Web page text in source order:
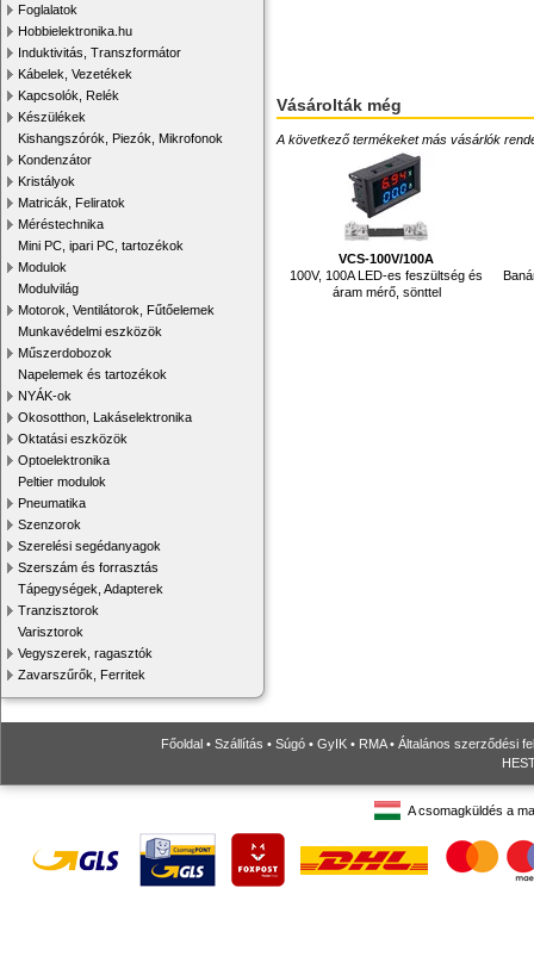
Foglalatok
Hobbielektronika.hu
Induktivitás, Transzformátor
Kábelek, Vezetékek
Kapcsolók, Relék
Készülékek
Kishangszórók, Piezók, Mikrofonok
Kondenzátor
Kristályok
Matricák, Feliratok
Méréstechnika
Mini PC, ipari PC, tartozékok
Modulok
Modulvilág
Motorok, Ventilátorok, Fűtőelemek
Munkavédelmi eszközök
Műszerdobozok
Napelemek és tartozékok
NYÁK-ok
Okosotthon, Lakáselektronika
Oktatási eszközök
Optoelektronika
Peltier modulok
Pneumatika
Szenzorok
Szerelési segédanyagok
Szerszám és forrasztás
Tápegységek, Adapterek
Tranzisztorok
Varisztorok
Vegyszerek, ragasztók
Zavarszűrők, Ferritek
Vásárolták még
A következő termékeket más vásárlók
VCS-100V/100A
100V, 100A LED-es feszültség és
áram mérő, sönttel
Főoldal • Szállítás • Súgó • GyIK • RMA• Általános szerződési
A csomagküldés a